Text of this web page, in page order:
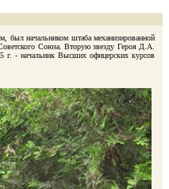
был начальником штаба механизированной
Союза. Вторую звезду Героя Д.А.
г. - начальник Высших офицерских курсов